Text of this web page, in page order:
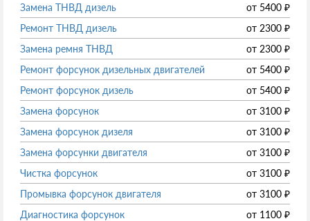
Замена ТНВД дизель
от 5400 ₽
Ремонт ТНВД дизель
от 2300 ₽
Замена ремня ТНВД
от 2300 ₽
Ремонт форсунок дизельных двигателей
от 5400 ₽
Ремонт форсунок дизель
от 5400 ₽
Замена форсунок
от 3100 ₽
Замена форсунок дизеля
от 3100 ₽
Замена форсунки двигателя
от 3100 ₽
Чистка форсунок
от 3100 ₽
Промывка форсунок двигателя
от 3100 ₽
Диагностика форсунок
от 1100 ₽